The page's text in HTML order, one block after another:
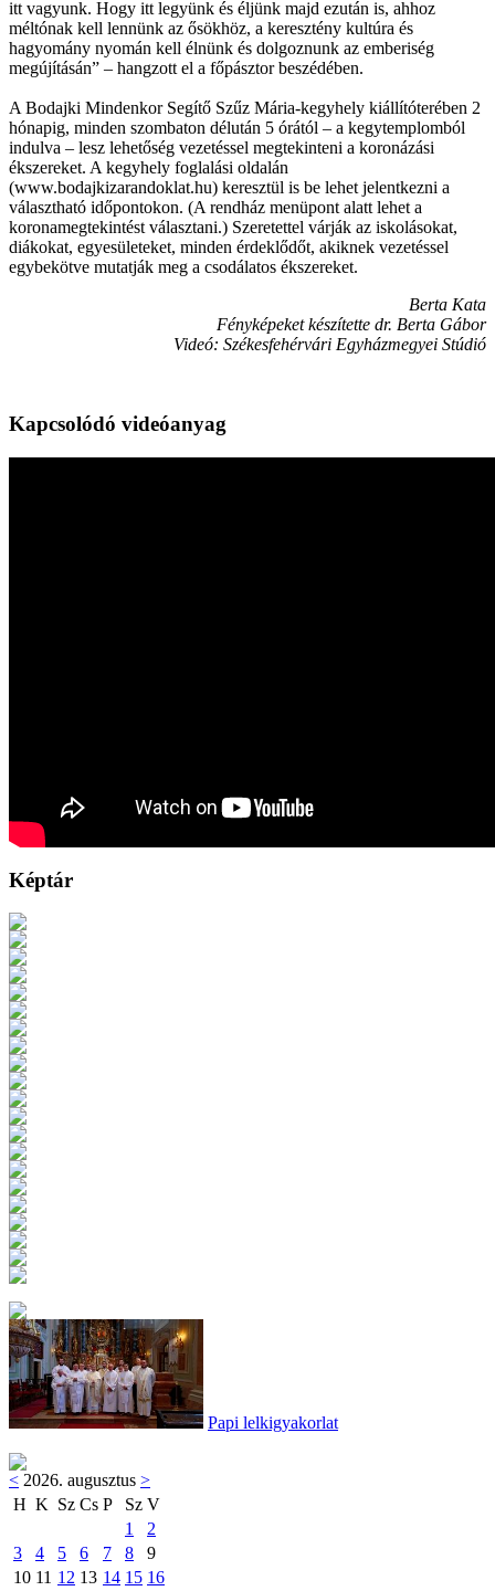
itt vagyunk. Hogy itt legyünk és éljünk majd ezután is, ahhoz
méltónak kell lennünk az ősökhöz, a keresztény kultúra és
hagyomány nyomán kell élnünk és dolgoznunk az emberiség
megújításán” – hangzott el a főpásztor beszédében.
A Bodajki Mindenkor Segítő Szűz Mária-kegyhely kiállítóterében 2
hónapig, minden szombaton délután 5 órától – a kegytemplomból
indulva – lesz lehetőség vezetéssel megtekinteni a koronázási
ékszereket. A kegyhely foglalási oldalán
(www.bodajkizarandoklat.hu) keresztül is be lehet jelentkezni a
választható időpontokon. (A rendház menüpont alatt lehet a
koronamegtekintést választani.) Szeretettel várják az iskolásokat,
diákokat, egyesületeket, minden érdeklődőt, akiknek vezetéssel
egybekötve mutatják meg a csodálatos ékszereket.
Berta Kata
Fényképeket készítette dr. Berta Gábor
Videó: Székesfehérvári Egyházmegyei Stúdió
Kapcsolódó videóanyag
Képtár
Papi lelkigyakorlat
< 2026. augusztus >
H K Sz Cs P Sz V
1
2
3
4 5 6 7 8
9
10 11 12 13 14 15 16